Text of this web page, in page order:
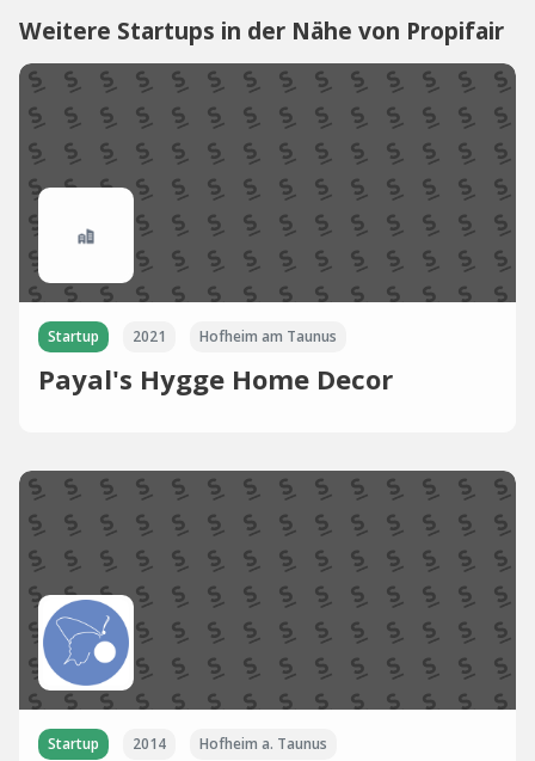
Weitere Startups in der Nähe von Propifair
Startup 2021 Hofheim am Taunus
Payal's Hygge Home Decor
Startup 2014 Hofheim a. Taunus